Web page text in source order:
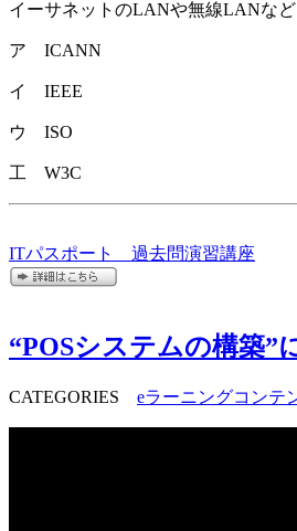
イーサネットのLANや無線LANな
ア ICANN
イ IEEE
ウ ISO
工 W3C
ITパスポート 過去問演習講座
“POSシステムの構築
CATEGORIES eラーニングコンテ